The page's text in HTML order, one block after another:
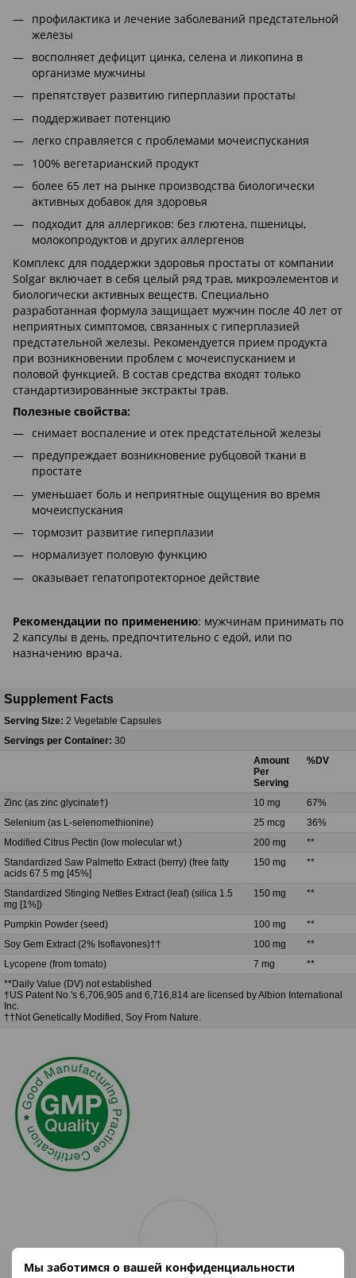
Мы заботимся о вашей конфиденциальности
профилактика и лечение заболеваний предстательной
железы
восполняет дефицит цинка, селена и ликопина в
организме мужчины
препятствует развитию гиперплазии простаты
поддерживает потенцию
легко справляется с проблемами мочеиспускания
100% вегетарианский продукт
более 65 лет на рынке производства биологически
активных добавок для здоровья
подходит для аллергиков: без глютена, пшеницы,
молокопродуктов и других аллергенов
Комплекс для поддержки здоровья простаты от компании
Solgar включает в себя целый ряд трав, микроэлементов и
биологически активных веществ. Специально
разработанная формула защищает мужчин после 40 лет от
неприятных симптомов, связанных с гиперплазией
предстательной железы. Рекомендуется прием продукта
при возникновении проблем с мочеиспусканием и
половой функцией. В состав средства входят только
стандартизированные экстракты трав.
Полезные свойства:
снимает воспаление и отек предстательной железы
предупреждает возникновение рубцовой ткани в
простате
уменьшает боль и неприятные ощущения во время
мочеиспускания
тормозит развитие гиперплазии
нормализует половую функцию
оказывает гепатопротекторное действие
Рекомендации по применению: мужчинам принимать по
2 капсулы в день, предпочтительно с едой, или по
назначению врача.
Supplement Facts
Serving Size: 2 Vegetable Capsules
Servings per Container: 30
Amount
Per
Serving
%DV
Zinc (as zinc glycinate†) 10 mg
67%
Selenium (as L-selenomethionine)
25 mcg
36%
Modified Citrus Pectin (low molecular wt.)
200 mg
**
Standardized Saw Palmetto Extract (berry) (free fatty
acids 67.5 mg [45%]
150 mg **
Standardized Stinging Nettles Extract (leaf) (silica 1.5
mg [1%])
150 mg **
Pumpkin Powder (seed) 100 mg
**
Soy Gem Extract (2% Isoflavones)††
100 mg
**
Lycopene (from tomato)
7 mg
**
**Daily Value (DV) not established
†US Patent No.'s 6,706,905 and 6,716,814 are licensed by Albion International
Inc.
††Not Genetically Modified, Soy From Nature.